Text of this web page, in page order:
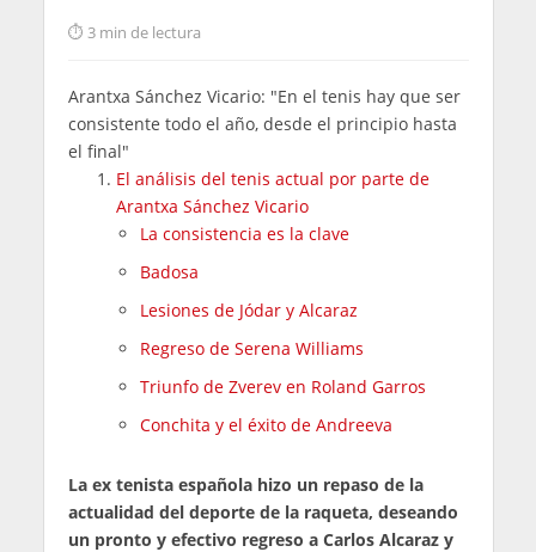
3 min de lectura
Arantxa Sánchez Vicario: "En el tenis hay que ser
consistente todo el año, desde el principio hasta
el final"
El análisis del tenis actual por parte de
Arantxa Sánchez Vicario
La consistencia es la clave
Badosa
Lesiones de Jódar y Alcaraz
Regreso de Serena Williams
Triunfo de Zverev en Roland Garros
Conchita y el éxito de Andreeva
La ex tenista española hizo un repaso de la
actualidad del deporte de la raqueta, deseando
un pronto y efectivo regreso a Carlos Alcaraz y